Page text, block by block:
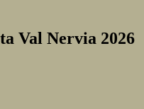
Val Nervia 2026